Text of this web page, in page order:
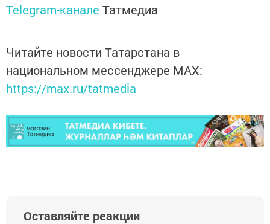
Telegram-канале Татмедиа
Читайте новости Татарстана в
национальном мессенджере MАХ:
https://max.ru/tatmedia
Оставляйте реакции